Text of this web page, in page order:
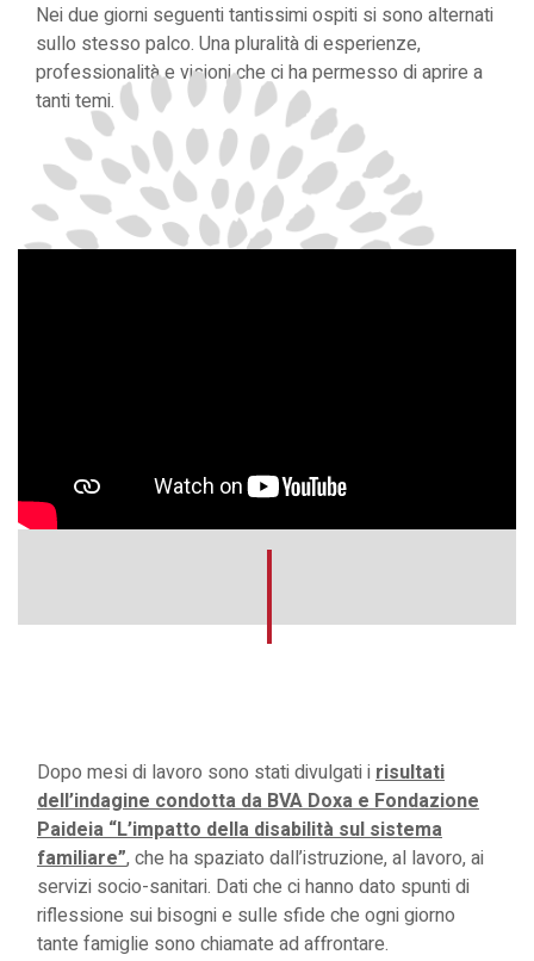
Nei due giorni seguenti tantissimi ospiti si sono alternati
sullo stesso palco. Una pluralità di esperienze,
professionalità e visioni che ci ha permesso di aprire a
tanti temi.
Dopo mesi di lavoro sono stati divulgati i risultati
dell’indagine condotta da BVA Doxa e Fondazione
Paideia “L’impatto della disabilità sul sistema
familiare”, che ha spaziato dall’istruzione, al lavoro, ai
servizi socio-sanitari. Dati che ci hanno dato spunti di
riflessione sui bisogni e sulle sfide che ogni giorno
tante famiglie sono chiamate ad affrontare.